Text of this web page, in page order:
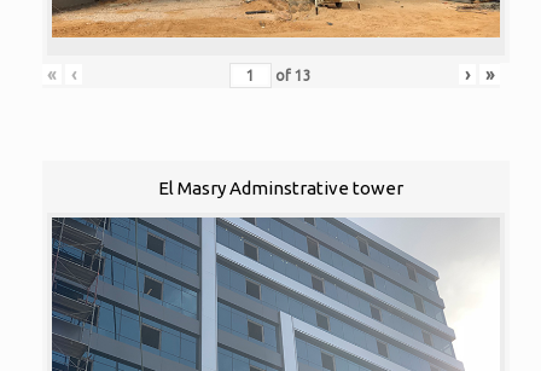
« ‹ of 13 › »
El Masry Adminstrative tower